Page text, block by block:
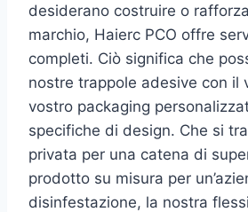
desiderano costruire o
marchio, Haierc PCO offre
completi. Ciò significa che
nostre trappole adesive con il
vostro packaging
specifiche di design. Che si
privata per una catena di
prodotto su misura per
disinfestazione, la nostra